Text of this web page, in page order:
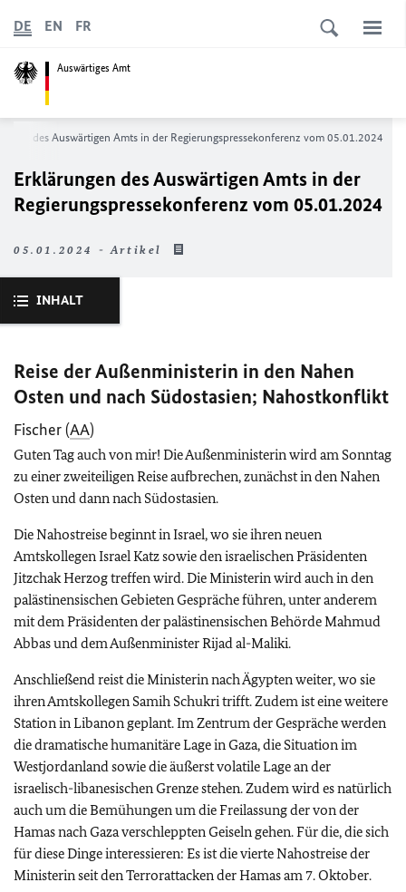
Auswärtiges Amt
DE EN FR
des Auswärtigen Amts in der Regierungs­­­­­pressekonferenz vom 05.01.2024
Erklärungen des Auswärtigen Amts in der
Regierungs­­­­­pressekonferenz vom 05.01.2024
05.01.2024 - Artikel
INHALT
Reise der Außenministerin in den Nahen
Osten und nach Südostasien; Nahostkonflikt
Fischer (AA)
Guten Tag auch von mir! Die Außenministerin wird am Sonntag
zu einer zweiteiligen Reise aufbrechen, zunächst in den Nahen
Osten und dann nach Südostasien.
Die Nahostreise beginnt in Israel, wo sie ihren neuen
Amtskollegen Israel Katz sowie den israelischen Präsidenten
Jitzchak Herzog treffen wird. Die Ministerin wird auch in den
palästinensischen Gebieten Gespräche führen, unter anderem
mit dem Präsidenten der palästinensischen Behörde Mahmud
Abbas und dem Außenminister Rijad al-Maliki.
Anschließend reist die Ministerin nach Ägypten weiter, wo sie
ihren Amtskollegen Samih Schukri trifft. Zudem ist eine weitere
Station in Libanon geplant. Im Zentrum der Gespräche werden
die dramatische humanitäre Lage in Gaza, die Situation im
Westjordanland sowie die äußerst volatile Lage an der
israelisch-libanesischen Grenze stehen. Zudem wird es natürlich
auch um die Bemühungen um die Freilassung der von der
Hamas nach Gaza verschleppten Geiseln gehen. Für die, die sich
für diese Dinge interessieren: Es ist die vierte Nahostreise der
Ministerin seit den Terrorattacken der Hamas am 7. Oktober.